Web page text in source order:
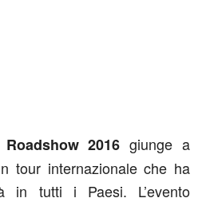
2016giunge a
tour internazionale che ha
in tutti i Paesi. L’evento